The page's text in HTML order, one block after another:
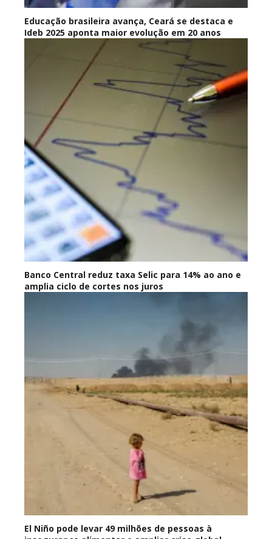
Educação brasileira avança, Ceará se destaca e
Ideb 2025 aponta maior evolução em 20 anos
Banco Central reduz taxa Selic para 14% ao ano e
amplia ciclo de cortes nos juros
El Niño pode levar 49 milhões de pessoas à